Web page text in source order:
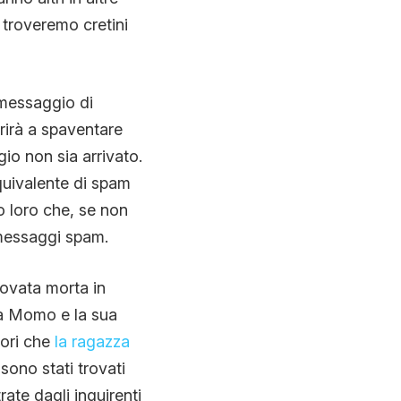
cretini
di
a spaventare
non sia arrivato.
di spam
loro che, se non
spam.
morta in
Momo e la sua
che la ragazza
stati trovati
dagli inquirenti